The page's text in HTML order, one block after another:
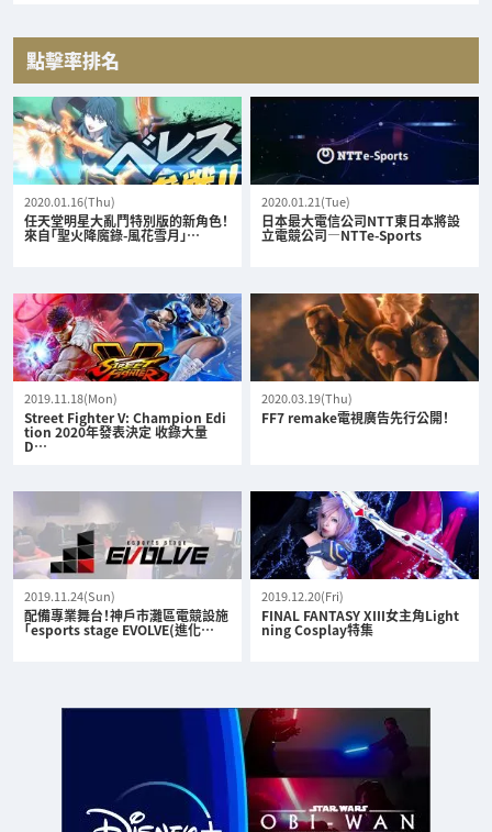
點擊率排名
2020.01.16(Thu)
任天堂明星大亂鬥特別版的新角色！
來自「聖火降魔錄-風花雪月」…
2020.01.21(Tue)
日本最大電信公司NTT東日本將設
立電競公司—NTTe-Sports
2019.11.18(Mon)
Street Fighter V: Champion Edi
tion 2020年發表決定 收錄大量
D…
2020.03.19(Thu)
FF7 remake電視廣告先行公開！
2019.11.24(Sun)
配備專業舞台！神戶市灘區電競設施
「esports stage EVOLVE(進化…
2019.12.20(Fri)
FINAL FANTASY XIII女主角Light
ning Cosplay特集